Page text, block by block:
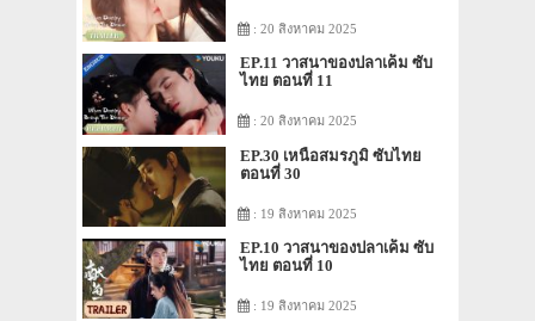
: 20 สิงหาคม 2025
EP.11 วาสนาของปลาเค็ม ซับ
ไทย ตอนที่ 11
: 20 สิงหาคม 2025
EP.30 เหนือสมรภูมิ ซับไทย
ตอนที่ 30
: 19 สิงหาคม 2025
EP.10 วาสนาของปลาเค็ม ซับ
ไทย ตอนที่ 10
: 19 สิงหาคม 2025